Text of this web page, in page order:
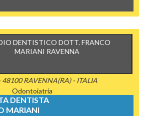
DENTISTICO DOTT. FRANCO
MARIANI RAVENNA
RAVENNA(RA) - ITALIA
Odontoiatria
DENTISTA
MARIANI